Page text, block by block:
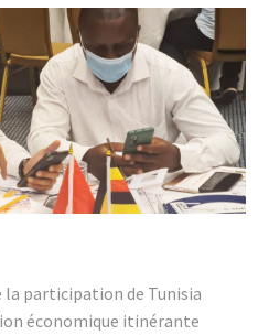
la participation de Tunisia
économique itinérante